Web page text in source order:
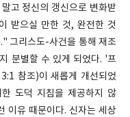
고 정신의 갱신으로 변화받
받으실 만한 것, 완전한 것
그리스도-사건을 통해 재조
분별할 수 있게 되었다. '프
참조)이 새롭게 개선되었
도덕 지침을 제공하지 않
이유 때문이다. 신자는 세상